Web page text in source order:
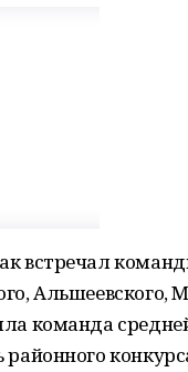
встречал
Альшеевского,
команда
районного